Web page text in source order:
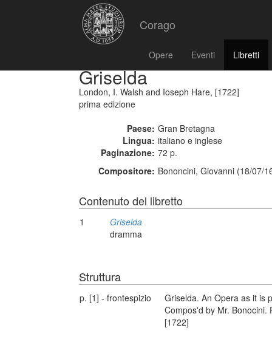
Corago
Opere Eventi Libretti
Griselda
London, I. Walsh and Ioseph Hare, [1722]
prima edizione
Paese: Gran Bretagna
Lingua: italiano e inglese
Paginazione: 72 p.
Compositore: Bononcini, Giovanni (18/07/
Contenuto del libretto
1
Griselda
dramma
Struttura
p. [1] - frontespizio
Griselda. An Opera as it is
Compos'd by Mr. Bonocini.
[1722]